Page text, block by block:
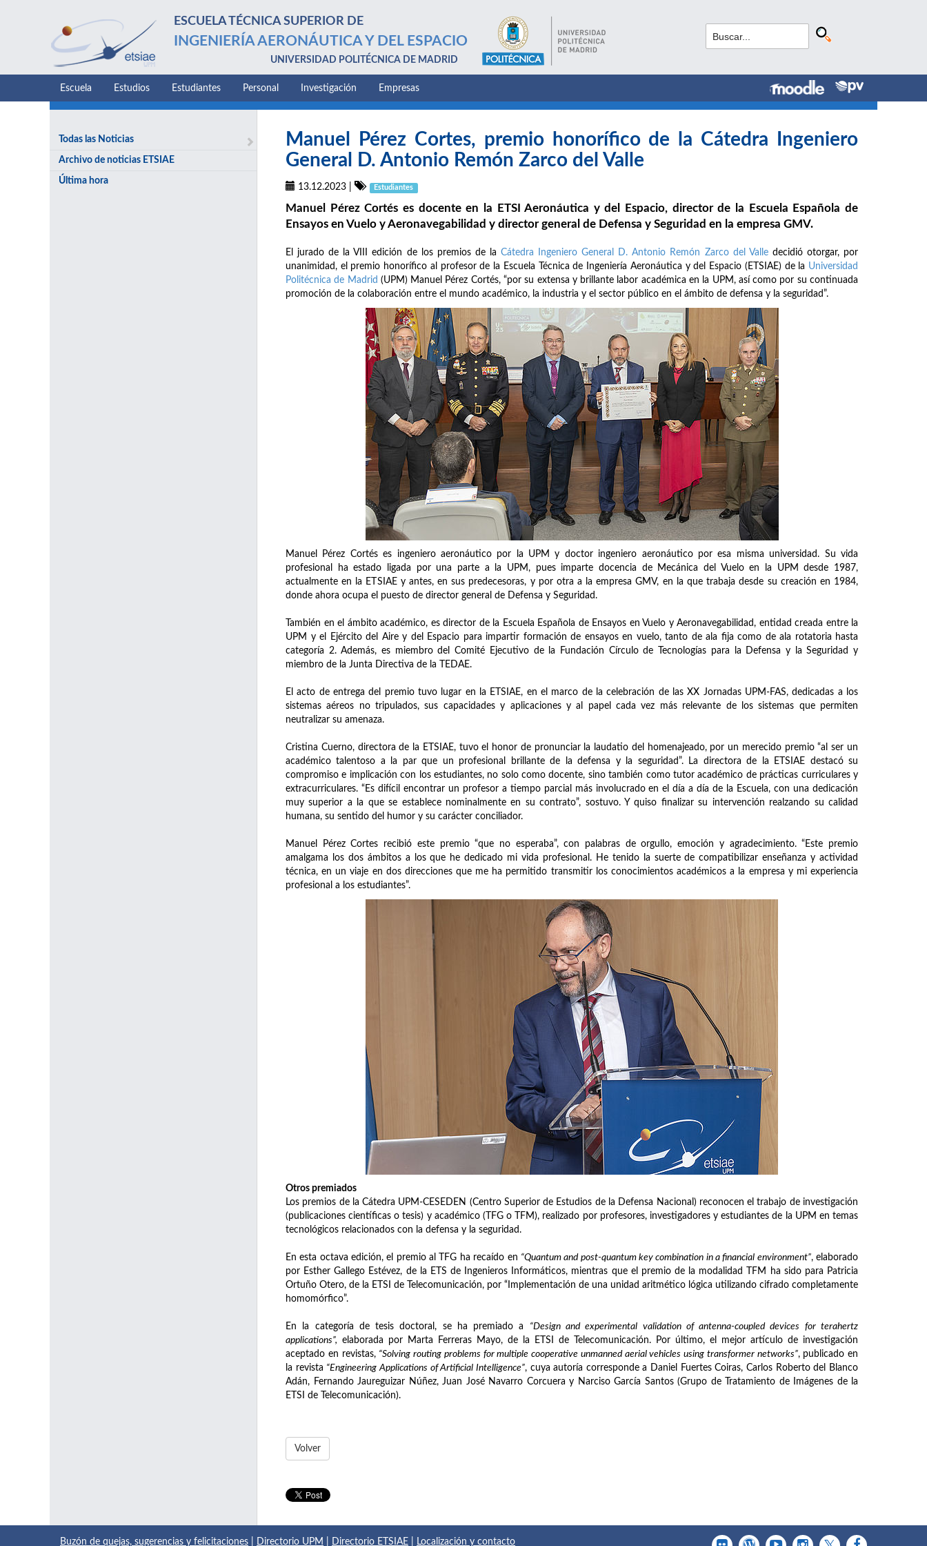
ESCUELA TÉCNICA SUPERIOR DE
INGENIERÍA AERONÁUTICA Y DEL ESPACIO
UNIVERSIDAD POLITÉCNICA DE MADRID
Escuela Estudios Estudiantes Personal Investigación Empresas
Todas las Noticias
Archivo de noticias ETSIAE
Última hora
Manuel Pérez Cortes, premio honorífico de la Cátedra Ingeniero
General D. Antonio Remón Zarco del Valle
13.12.2023 Estudiantes
Manuel Pérez Cortés es docente en la ETSI Aeronáutica y del Espacio, director de la Escuela Española de
Ensayos en Vuelo y Aeronavegabilidad y director general de Defensa y Seguridad en la empresa GMV.
El jurado de la VIII edición de los premios de la Cátedra Ingeniero General D. Antonio Remón Zarco del Valledecidió otorgar, por
unanimidad, el premio honorífico al profesor de la Escuela Técnica de Ingeniería Aeronáutica y del Espacio (ETSIAE) de la Universidad
Politécnica de Madrid (UPM) Manuel Pérez Cortés, “por su extensa y brillante labor académica en la UPM, así como por su continuada
promoción de la colaboración entre el mundo académico, la industria y el sector público en el ámbito de defensa y la seguridad”.
Manuel Pérez Cortés es ingeniero aeronáutico por la UPM y doctor ingeniero aeronáutico por esa misma universidad. Su vida
profesional ha estado ligada por una parte a la UPM, pues imparte docencia de Mecánica del Vuelo en la UPM desde 1987,
actualmente en la ETSIAE y antes, en sus predecesoras, y por otra a la empresa GMV, en la que trabaja desde su creación en 1984,
donde ahora ocupa el puesto de director general de Defensa y Seguridad.
También en el ámbito académico, es director de la Escuela Española de Ensayos en Vuelo y Aeronavegabilidad, entidad creada entre la
UPM y el Ejército del Aire y del Espacio para impartir formación de ensayos en vuelo, tanto de ala fija como de ala rotatoria hasta
categoría 2. Además, es miembro del Comité Ejecutivo de la Fundación Círculo de Tecnologías para la Defensa y la Seguridad y
miembro de la Junta Directiva de la TEDAE.
El acto de entrega del premio tuvo lugar en la ETSIAE, en el marco de la celebración de las XX Jornadas UPM-FAS, dedicadas a los
sistemas aéreos no tripulados, sus capacidades y aplicaciones y al papel cada vez más relevante de los sistemas que permiten
neutralizar su amenaza.
Cristina Cuerno, directora de la ETSIAE, tuvo el honor de pronunciar la laudatio del homenajeado, por un merecido premio “al ser un
académico talentoso a la par que un profesional brillante de la defensa y la seguridad”. La directora de la ETSIAE destacó su
compromiso e implicación con los estudiantes, no solo como docente, sino también como tutor académico de prácticas curriculares y
extracurriculares. “Es difícil encontrar un profesor a tiempo parcial más involucrado en el día a día de la Escuela, con una dedicación
muy superior a la que se establece nominalmente en su contrato”, sostuvo. Y quiso finalizar su intervención realzando su calidad
humana, su sentido del humor y su carácter conciliador.
Manuel Pérez Cortes recibió este premio “que no esperaba”, con palabras de orgullo, emoción y agradecimiento. “Este premio
amalgama los dos ámbitos a los que he dedicado mi vida profesional. He tenido la suerte de compatibilizar enseñanza y actividad
técnica, en un viaje en dos direcciones que me ha permitido transmitir los conocimientos académicos a la empresa y mi experiencia
profesional a los estudiantes”.
Otros premiados
Los premios de la Cátedra UPM-CESEDEN (Centro Superior de Estudios de la Defensa Nacional) reconocen el trabajo de investigación
(publicaciones científicas o tesis) y académico (TFG o TFM), realizado por profesores, investigadores y estudiantes de la UPM en temas
tecnológicos relacionados con la defensa y la seguridad.
En esta octava edición, el premio al TFG ha recaído en “Quantum and post-quantum key combination in a financial environment”, elaborado
por Esther Gallego Estévez, de la ETS de Ingenieros Informáticos, mientras que el premio de la modalidad TFM ha sido para Patricia
Ortuño Otero, de la ETSI de Telecomunicación, por “Implementación de una unidad aritmético lógica utilizando cifrado completamente
homomórfico”.
En la categoría de tesis doctoral, se ha premiado a “Design and experimental validation of antenna-coupled devices for terahertz
applications”, elaborada por Marta Ferreras Mayo, de la ETSI de Telecomunicación. Por último, el mejor artículo de investigación
aceptado en revistas, “Solving routing problems for multiple cooperative unmanned aerial vehicles using transformer networks”, publicado en
la revista “Engineering Applications of Artificial Intelligence”, cuya autoría corresponde a Daniel Fuertes Coiras, Carlos Roberto del Blanco
Adán, Fernando Jaureguizar Núñez, Juan José Navarro Corcuera y Narciso García Santos (Grupo de Tratamiento de Imágenes de la
ETSI de Telecomunicación).
Volver
Buzón de quejas, sugerencias y felicitaciones Directorio UPM Directorio ETSIAE Localización y contacto